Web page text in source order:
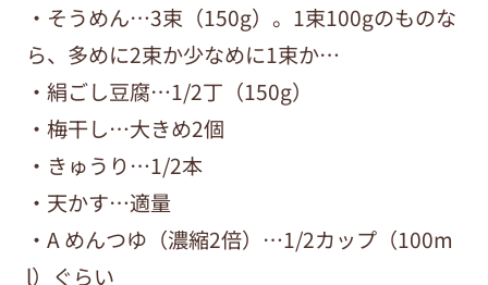
・そうめん…3束（150g）。1束100gのものな
ら、多めに2束か少なめに1束か…
・絹ごし豆腐…1/2丁（150g）
・梅干し…大きめ2個
・きゅうり…1/2本
・天かす…適量
・A めんつゆ（濃縮2倍）…1/2カップ（100m
l）ぐらい